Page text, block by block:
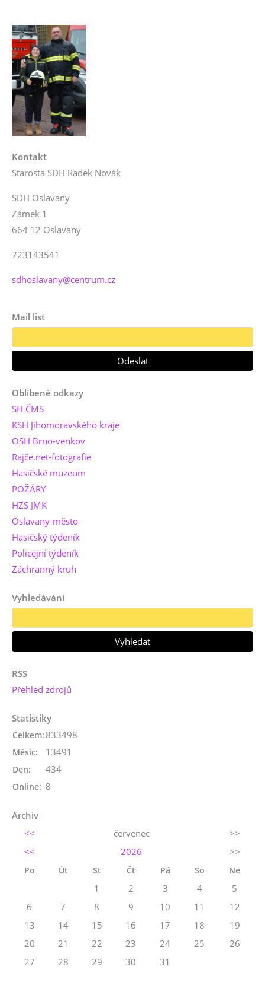
Kontakt
Starosta SDH Radek Novák
SDH Oslavany
Zámek 1
664 12 Oslavany
723143541
sdhoslavany@centrum.cz
Mail list
Oblíbené odkazy
SH ČMS
KSH Jihomoravského kraje
OSH Brno-venkov
Rajče.net-fotografie
Hasičské muzeum
POŽÁRY
HZS JMK
Oslavany-město
Hasičský týdeník
Policejní týdeník
Záchranný kruh
Vyhledávání
RSS
Přehled zdrojů
Statistiky
Online: 8
Celkem: 833498
Měsíc: 13491
Den: 434
Archiv
<<
červenec
>>
<<
2026 >>
Po Út St Čt Pá So Ne
1 2 3 4
5
6
7 8 9 10 11
12
13
14 15 16 17 18
19
20
21 22 23 24 25
26
27
28 29 30 31